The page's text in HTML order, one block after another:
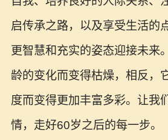
启传承之路，以及享受生活的
更智慧和充实的姿态迎接未来
龄的变化而变得枯燥，相反，
度而变得更加丰富多彩。让我
情，走好60岁之后的每一步。